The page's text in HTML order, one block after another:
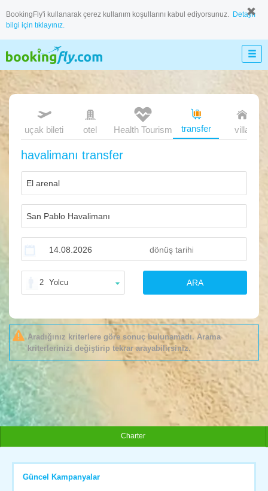
BookingFly'i kullanarak çerez kullanım koşullarını kabul ediyorsunuz. Detaylı
bilgi için tıklayınız.
uçak bileti otel transfer villa
Health Tourism
havalimanı transfer
2 Yolcu ARA
Aradığınız kriterlere göre sonuç bulunamadı. Arama
kriterlerinizi değiştirip tekrar arayabilirsiniz.
Charter
Güncel Kampanyalar